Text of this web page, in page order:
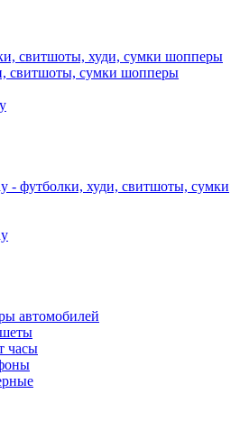
свитшоты, худи, сумки шопперы
свитшоты, сумки шопперы
- футболки, худи, свитшоты, сумки
автомобилей
часы